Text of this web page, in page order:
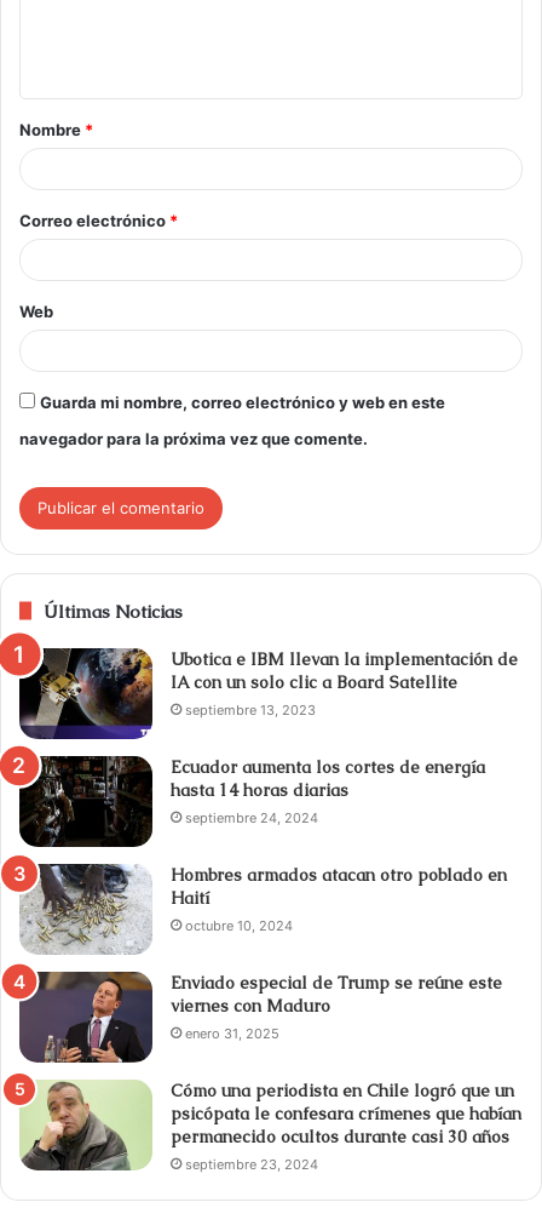
Nombre *
Correo electrónico *
Web
Guarda mi nombre, correo electrónico y web en este
navegador para la próxima vez que comente.
Últimas Noticias
Ubotica e IBM llevan la implementación de
IA con un solo clic a Board Satellite
septiembre 13, 2023
Ecuador aumenta los cortes de energía
hasta 14 horas diarias
septiembre 24, 2024
Hombres armados atacan otro poblado en
Haití
octubre 10, 2024
Enviado especial de Trump se reúne este
viernes con Maduro
enero 31, 2025
Cómo una periodista en Chile logró que un
psicópata le confesara crímenes que habían
permanecido ocultos durante casi 30 años
septiembre 23, 2024